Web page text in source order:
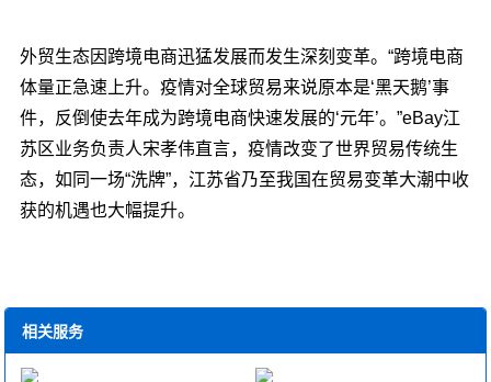
外贸生态因跨境电商迅猛发展而发生深刻变革。“跨境电商
体量正急速上升。疫情对全球贸易来说原本是‘黑天鹅’事
件，反倒使去年成为跨境电商快速发展的‘元年’。”eBay江
苏区业务负责人宋孝伟直言，疫情改变了世界贸易传统生
态，如同一场“洗牌”，江苏省乃至我国在贸易变革大潮中收
获的机遇也大幅提升。
相关服务